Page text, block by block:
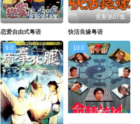
更新第19集
恋爱自由式粤语
更新第07集
快活良缘粤语
9.0 10.0